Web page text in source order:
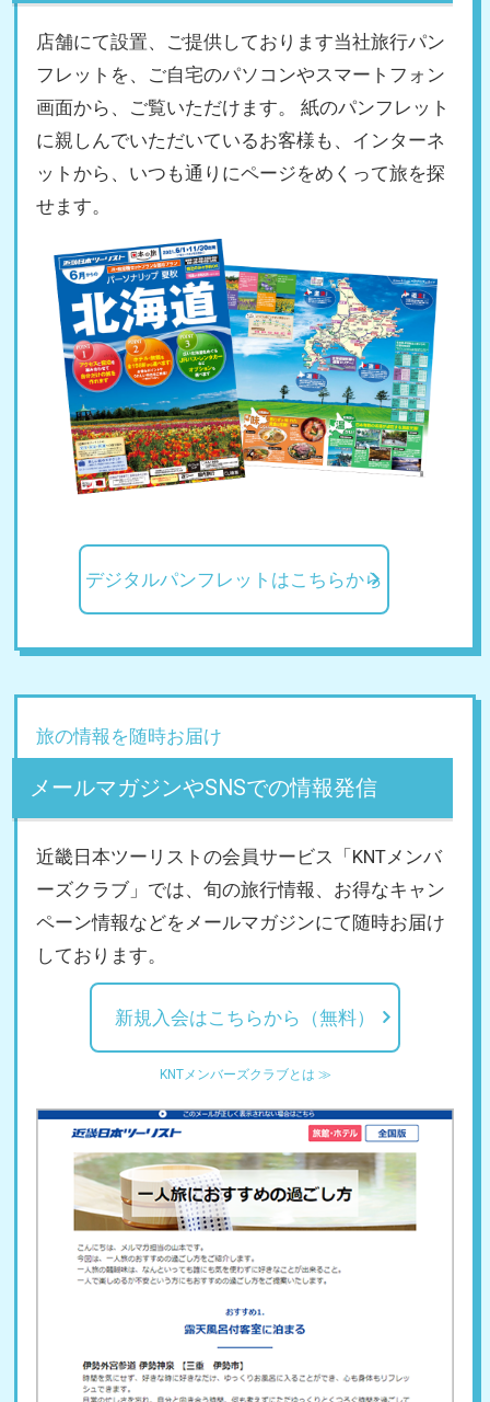
店舗にて設置、ご提供しております当社旅行パン
フレットを、ご自宅のパソコンやスマートフォン
画面から、ご覧いただけます。 紙のパンフレット
に親しんでいただいているお客様も、インターネ
ットから、いつも通りにページをめくって旅を探
せます。
デジタルパンフレットはこちらから
旅の情報を随時お届け
メールマガジンやSNSでの情報発信
近畿日本ツーリストの会員サービス「KNTメンバ
ーズクラブ」では、旬の旅行情報、お得なキャン
ペーン情報などをメールマガジンにて随時お届け
しております。
新規入会はこちらから（無料）
KNTメンバーズクラブとは ≫